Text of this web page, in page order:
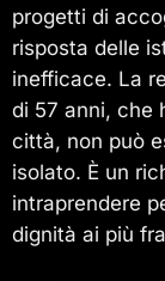
progetti di
risposta delle
inefficace. La
di 57 anni, che
città, non può
isolato. È un
intraprendere
dignità ai più